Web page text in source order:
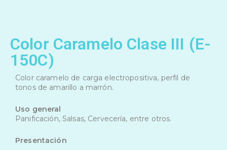
Color Caramelo Clase III (E-
150C)
Color caramelo de carga electropositiva, perfil de
tonos de amarillo a marrón.
Uso general
Panificación, Salsas, Cervecería, entre otros.
Presentación